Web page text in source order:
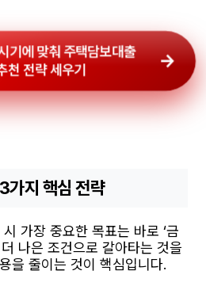
기에 맞춰 주택담보대출
천 전략 세우기
가지 핵심 전략
가장 중요한 목표는 바로 ‘금
나은 조건으로 갈아타는 것을
을 줄이는 것이 핵심입니다.